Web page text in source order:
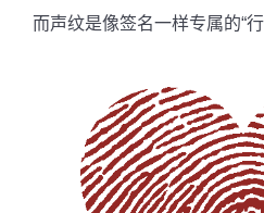
而声纹是像签名一样专属的“行